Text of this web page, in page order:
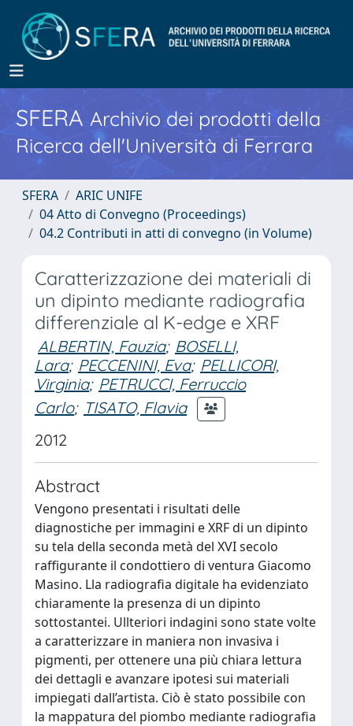
SFERA Archivio dei prodotti della
Ricerca dell'Università di Ferrara
SFERA
ARIC UNIFE
04 Atto di Convegno (Proceedings)
04.2 Contributi in atti di convegno (in Volume)
Caratterizzazione dei materiali di
un dipinto mediante radiografia
differenziale al K-edge e XRF
ALBERTIN, Fauzia; BOSELLI,
Lara; PECCENINI, Eva; PELLICORI,
Virginia; PETRUCCI, Ferruccio
Carlo; TISATO, Flavia
2012
Abstract
Vengono presentati i risultati delle
diagnostiche per immagini e XRF di un dipinto
su tela della seconda metà del XVI secolo
raffigurante il condottiero di ventura Giacomo
Masino. Lla radiografia digitale ha evidenziato
chiaramente la presenza di un dipinto
sottostantei. Ullteriori indagini sono state volte
a caratterizzare in maniera non invasiva i
pigmenti, per ottenere una più chiara lettura
dei dettagli e avanzare ipotesi sui materiali
impiegati dall’artista. Ciò è stato possibile con
la mappatura del piombo mediante radiografia